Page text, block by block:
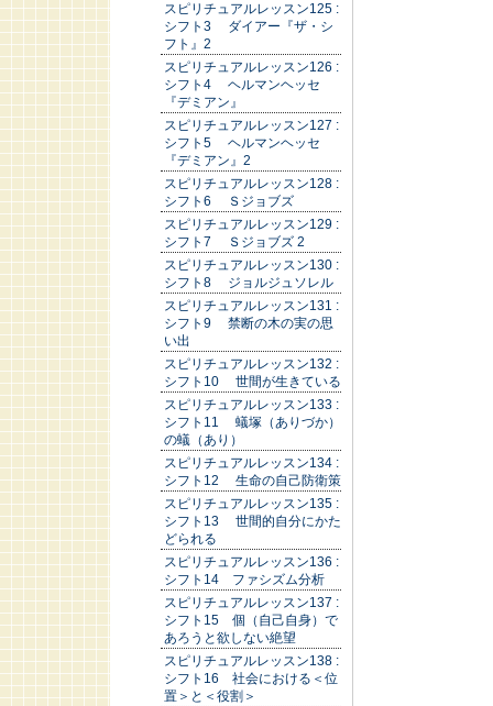
スピリチュアルレッスン125 :
シフト3 ダイアー『ザ・シ
フト』2
スピリチュアルレッスン126 :
シフト4 ヘルマンヘッセ
『デミアン』
スピリチュアルレッスン127 :
シフト5 ヘルマンヘッセ
『デミアン』2
スピリチュアルレッスン128 :
シフト6 Ｓジョブズ
スピリチュアルレッスン129 :
シフト7 Ｓジョブズ 2
スピリチュアルレッスン130 :
シフト8 ジョルジュソレル
スピリチュアルレッスン131 :
シフト9 禁断の木の実の思
い出
スピリチュアルレッスン132 :
シフト10 世間が生きている
スピリチュアルレッスン133 :
シフト11 蟻塚（ありづか）
の蟻（あり）
スピリチュアルレッスン134 :
シフト12 生命の自己防衛策
スピリチュアルレッスン135 :
シフト13 世間的自分にかた
どられる
スピリチュアルレッスン136 :
シフト14 ファシズム分析
スピリチュアルレッスン137 :
シフト15 個（自己自身）で
あろうと欲しない絶望
スピリチュアルレッスン138 :
シフト16 社会における＜位
置＞と＜役割＞